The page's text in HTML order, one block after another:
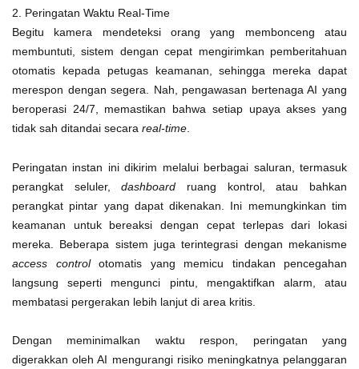
2. Peringatan Waktu Real-Time
Begitu kamera mendeteksi orang yang membonceng atau
membuntuti, sistem dengan cepat mengirimkan pemberitahuan
otomatis kepada petugas keamanan, sehingga mereka dapat
merespon dengan segera. Nah, pengawasan bertenaga AI yang
beroperasi 24/7, memastikan bahwa setiap upaya akses yang
tidak sah ditandai secara real-time.
Peringatan instan ini dikirim melalui berbagai saluran, termasuk
perangkat seluler,dashboard ruang kontrol, atau bahkan
perangkat pintar yang dapat dikenakan. Ini memungkinkan tim
keamanan untuk bereaksi dengan cepat terlepas dari lokasi
mereka. Beberapa sistem juga terintegrasi dengan mekanisme
access controlotomatis yang memicu tindakan pencegahan
langsung seperti mengunci pintu, mengaktifkan alarm, atau
membatasi pergerakan lebih lanjut di area kritis.
Dengan meminimalkan waktu respon, peringatan yang
digerakkan oleh AI mengurangi risiko meningkatnya pelanggaran